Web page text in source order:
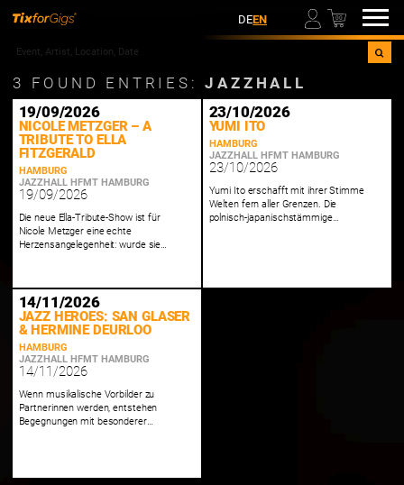
DEEN 00
3 FOUND ENTRIES:
JAZZHALL
19/09/2026
NICOLE METZGER – A
TRIBUTE TO ELLA
FITZGERALD
HAMBURG
JAZZHALL HFMT HAMBURG
19/09/2026
Die neue Ella-Tribute-Show ist für
Nicole Metzger eine echte
Herzensangelegenheit: wurde sie
23/10/2026
YUMI ITO
HAMBURG
JAZZHALL HFMT HAMBURG
23/10/2026
Yumi Ito erschafft mit ihrer Stimme
Welten fern aller Grenzen. Die
polnisch-japanischstämmige
Genres.
14/11/2026
JAZZ HEROES: SAN GLASER
& HERMINE DEURLOO
HAMBURG
JAZZHALL HFMT HAMBURG
14/11/2026
Wenn musikalische Vorbilder zu
Partnerinnen werden, entstehen
Begegnungen mit besonderer
die niederländische Mundharmonika-